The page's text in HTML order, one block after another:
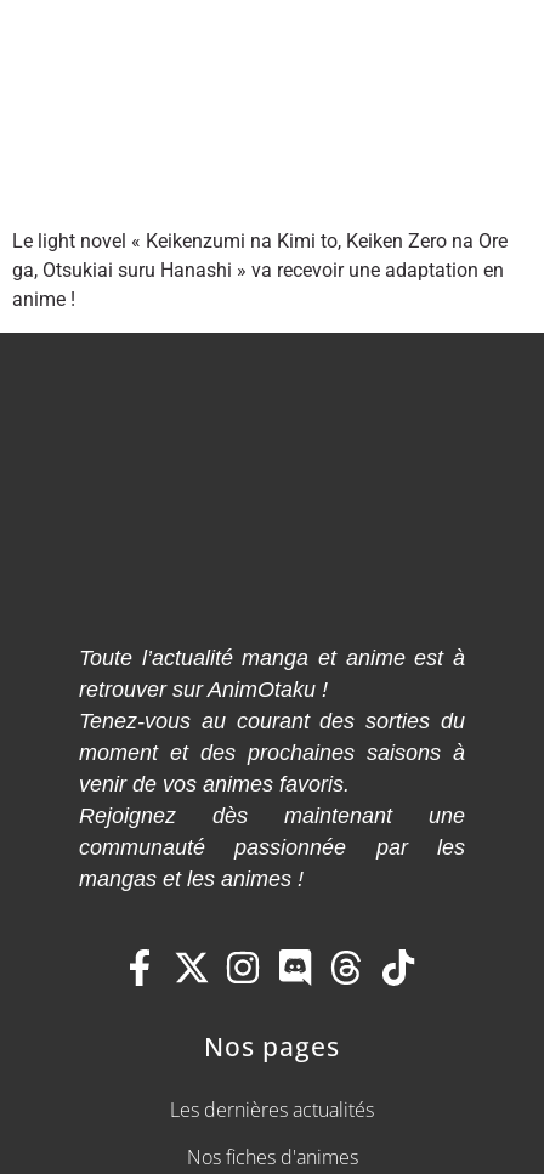
Le light novel « Keikenzumi na Kimi to, Keiken Zero na Ore
ga, Otsukiai suru Hanashi » va recevoir une adaptation en
anime !
Toute l’actualité manga et anime est à
retrouver sur AnimOtaku !
Tenez-vous au courant des sorties du
moment et des prochaines saisons à
venir de vos animes favoris.
Rejoignez dès maintenant une
communauté passionnée par les
mangas et les animes !
Nos pages
Les dernières actualités
Nos fiches d'animes